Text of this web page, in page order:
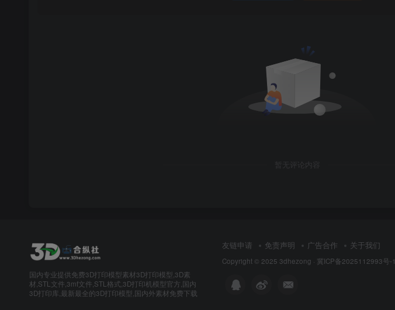
暂无评论内容
国内专业提供免费3D打印模型素材3D打印模型,3D素
材,STL文件,3mf文件,STL格式,3D打印机模型官方,国内
3D打印库,最新最全的3D打印模型,国内外素材免费下载
友链申请 免责声明 广告合作 关于我们
Copyright © 2025 3dhezong · 冀ICP备2025112993号-1